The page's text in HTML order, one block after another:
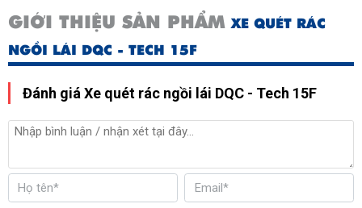
Nguồn điện Pin 48V/150Ah
GIỚI THIỆU SẢN PHẨMXE QUÉT RÁC
NGỒI LÁI DQC - TECH 15F
Đánh giá Xe quét rác ngồi lái DQC - Tech 15F